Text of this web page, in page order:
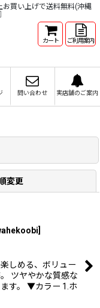
買い上げで送料無料(沖縄
カート ご利用案内
問い合わせ 実店舗のご案内
変更
しめる、ボリュー
ツヤやかな質感な
す。 ▼カラー 1.ホ